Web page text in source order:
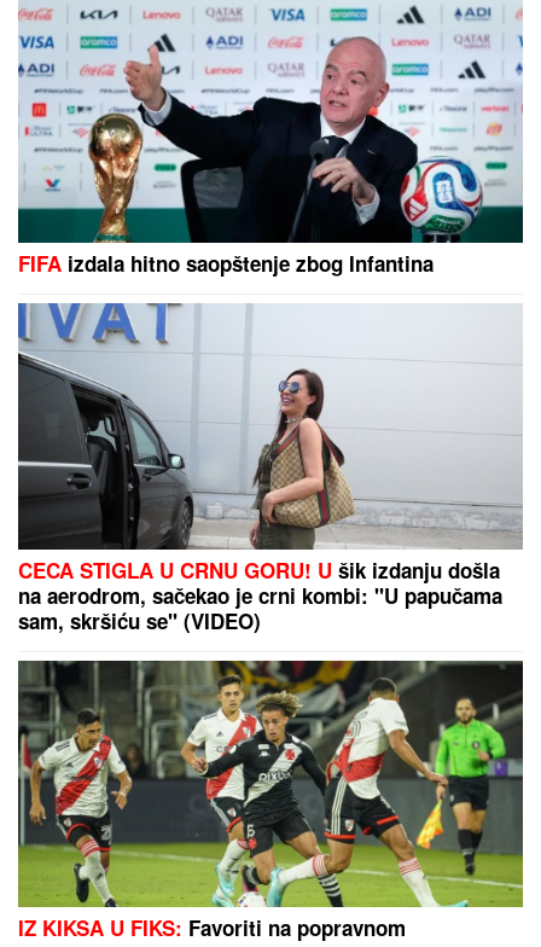
dinara"
(VIDEO) JOVANA JEREMIĆ PREKINULA JUTARNJI
PROGRAM
Svi misle da su ove brutalne reči
upućene Draganu: "Svima sam donela samo dobro"